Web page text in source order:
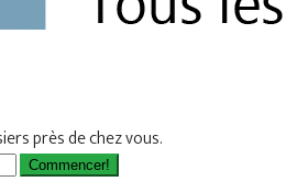
près de chez vous.
Commencer!